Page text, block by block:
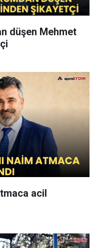
düşen Mehmet
acil